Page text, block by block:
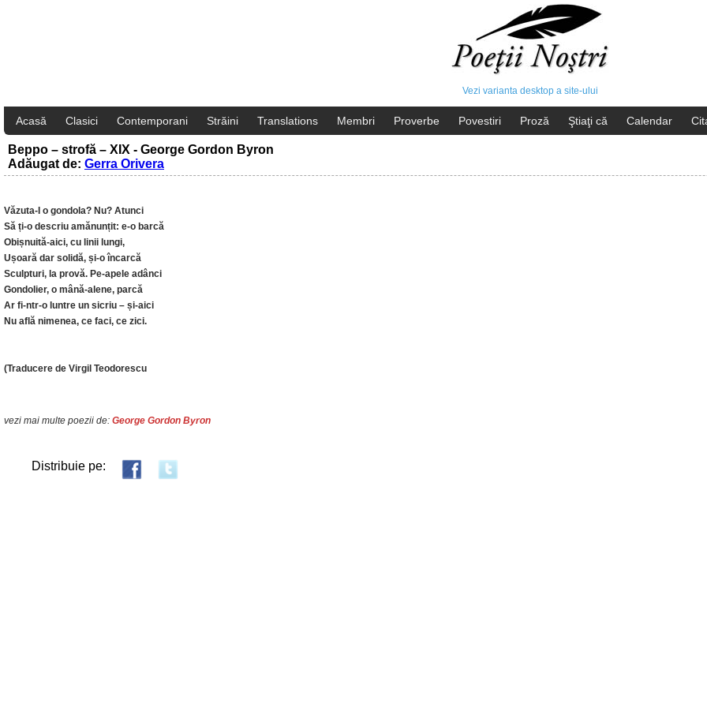
Vezi varianta desktop a site-ului
Acasă Clasici Contemporani Străini Translations Membri Proverbe Povestiri Proză Ştiaţi că Calendar
Beppo – strofă – XIX - George Gordon Byron
Adăugat de: Gerra Orivera
Văzuta-I o gondola? Nu? Atunci
Să ți-o descriu amănunțit: e-o barcă
Obișnuită-aici, cu linii lungi,
Ușoară dar solidă, și-o încarcă
Sculpturi, la provă. Pe-apele adânci
Gondolier, o mână-alene, parcă
Ar fi-ntr-o luntre un sicriu – și-aici
Nu află nimenea, ce faci, ce zici.
(Traducere de Virgil Teodorescu
vezi mai multe poezii de: George Gordon Byron
Distribuie pe: